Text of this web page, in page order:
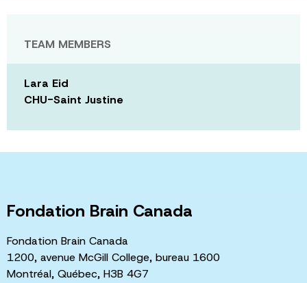
TEAM MEMBERS
Lara Eid
CHU-Saint Justine
Fondation Brain Canada
Fondation Brain Canada
1200, avenue McGill College, bureau 1600
Montréal, Québec, H3B 4G7